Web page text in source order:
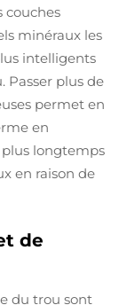
couches
minéraux les
intelligents
Passer plus de
permet en
en
longtemps
en raison de
de
du trou sont